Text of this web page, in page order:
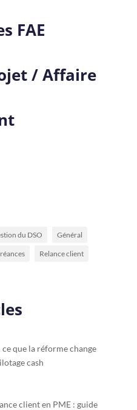
FAE
/ Affaire
du DSO Général
Relance client
que la réforme change
cash
client en PME : guide